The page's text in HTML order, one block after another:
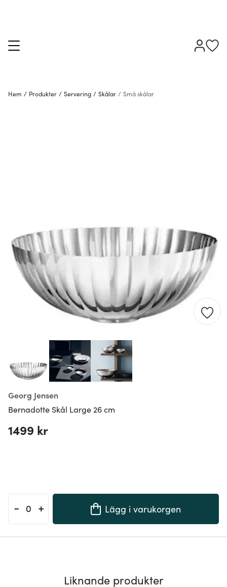
Hem / Produkter / Servering / Skålar / Små skålar
Georg Jensen
Bernadotte Skål Large 26 cm
1499 kr
- + Lägg i varukorgen
Liknande produkter